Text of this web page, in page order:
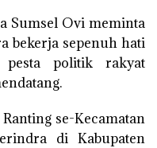
Sumsel Ovi meminta
bekerja sepenuh hati
pesta politik rakyat
se-Kecamatan
di Kabupaten